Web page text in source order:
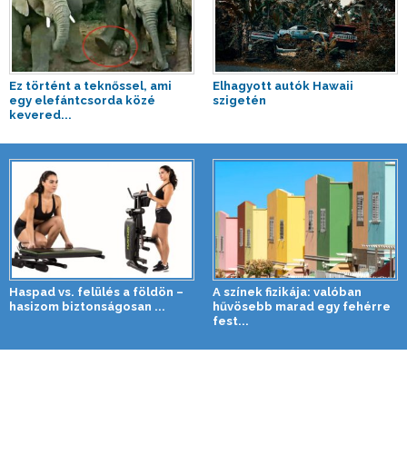
Ez történt a teknőssel, ami
egy elefántcsorda közé
kevered...
Elhagyott autók Hawaii
szigetén
Haspad vs. felülés a földön –
hasizom biztonságosan ...
A színek fizikája: valóban
hűvösebb marad egy fehérre
fest...